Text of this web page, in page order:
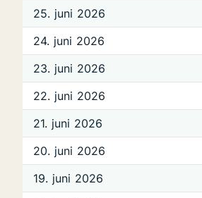
25. juni 2026
24. juni 2026
23. juni 2026
22. juni 2026
21. juni 2026
20. juni 2026
19. juni 2026